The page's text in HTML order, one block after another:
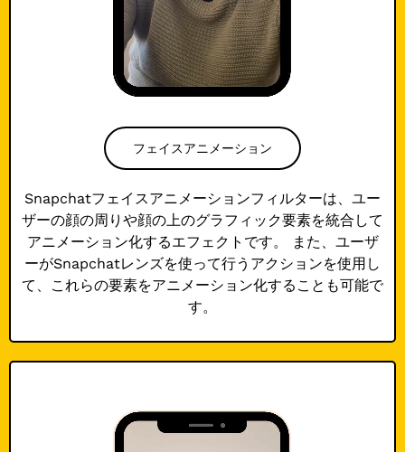
フェイスアニメーション
Snapchatフェイスアニメーションフィルターは、ユー
ザーの顔の周りや顔の上のグラフィック要素を統合して
アニメーション化するエフェクトです。 また、ユーザ
ーがSnapchatレンズを使って行うアクションを使用し
て、これらの要素をアニメーション化することも可能で
す。